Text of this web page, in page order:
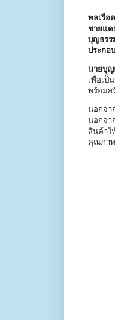
พลเรือ
ชายแ
บุญธร
ประกอ
นายบุ
เพื่อเป็
พร้อมส
นอกจา
นอกจา
สินค้าใ
คุณภาพ